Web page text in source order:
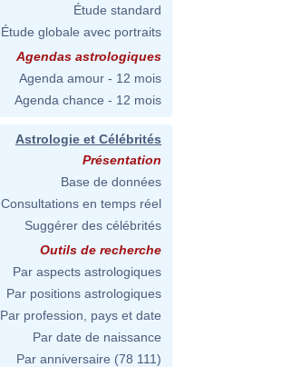
Étude standard
Étude globale avec portraits
Agendas astrologiques
Agenda amour - 12 mois
Agenda chance - 12 mois
Astrologie et Célébrités
Présentation
Base de données
Consultations en temps réel
Suggérer des célébrités
Outils de recherche
Par aspects astrologiques
Par positions astrologiques
Par profession, pays et date
Par date de naissance
Par anniversaire (78 111)